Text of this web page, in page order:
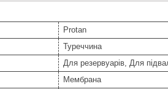
Protan
Туреччина
Для резервуарів, Для
Мембрана